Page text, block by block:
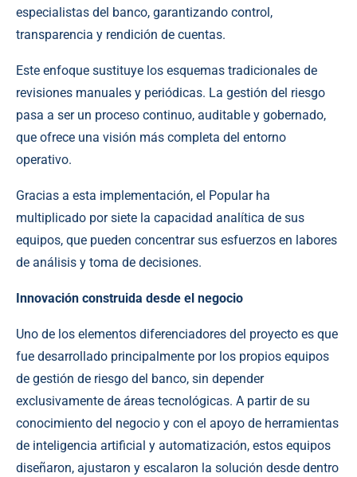
especialistas del banco, garantizando control,
transparencia y rendición de cuentas.
Este enfoque sustituye los esquemas tradicionales de
revisiones manuales y periódicas. La gestión del riesgo
pasa a ser un proceso continuo, auditable y gobernado,
que ofrece una visión más completa del entorno
operativo.
Gracias a esta implementación, el Popular ha
multiplicado por siete la capacidad analítica de sus
equipos, que pueden concentrar sus esfuerzos en labores
de análisis y toma de decisiones.
Innovación construida desde el negocio
Uno de los elementos diferenciadores del proyecto es que
fue desarrollado principalmente por los propios equipos
de gestión de riesgo del banco, sin depender
exclusivamente de áreas tecnológicas. A partir de su
conocimiento del negocio y con el apoyo de herramientas
de inteligencia artificial y automatización, estos equipos
diseñaron, ajustaron y escalaron la solución desde dentro